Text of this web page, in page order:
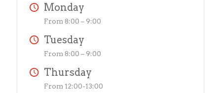
Monday
From 8:00 – 9:00
Tuesday
From 8:00 – 9:00
Thursday
From 12:00-13:00